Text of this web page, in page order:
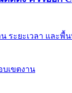
ระยะเวลา และพื้
บเขตงาน